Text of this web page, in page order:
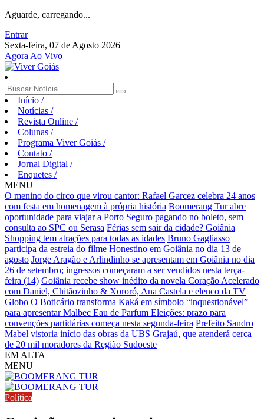
Aguarde, carregando...
Entrar
Sexta-feira, 07 de Agosto 2026
Agora Ao Vivo
Início /
Notícias /
Revista Online /
Colunas /
Programa Viver Goiás /
Contato /
Jornal Digital /
Enquetes /
MENU
O menino do circo que virou cantor: Rafael Garcez celebra 24 anos
com festa em homenagem à própria história Boomerang Tur abre
oportunidade para viajar a Porto Seguro pagando no boleto, sem
consulta ao SPC ou Serasa Férias sem sair da cidade? Goiânia
Shopping tem atrações para todas as idades Bruno Gagliasso
participa da estreia do filme Honestino em Goiânia no dia 13 de
agosto Jorge Aragão e Arlindinho se apresentam em Goiânia no dia
26 de setembro; ingressos começaram a ser vendidos nesta terça-
feira (14) Goiânia recebe show inédito da novela Coração Acelerado
com Daniel, Chitãozinho & Xororó, Ana Castela e elenco da TV
Globo O Boticário transforma Kaká em símbolo “inquestionável”
para apresentar Malbec Eau de Parfum Eleições: prazo para
convenções partidárias começa nesta segunda-feira Prefeito Sandro
Mabel vistoria início das obras da UBS Grajaú, que atenderá cerca
de 20 mil moradores da Região Sudoeste
EM ALTA
MENU
Política